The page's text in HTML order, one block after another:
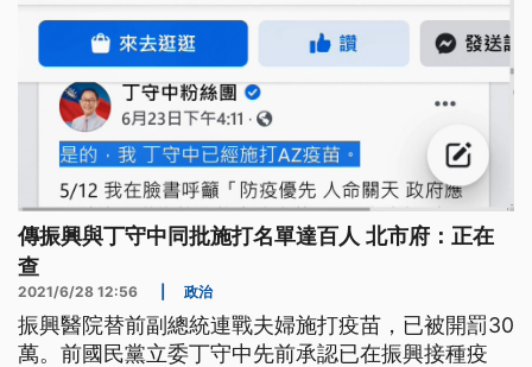
傳振興與丁守中同批施打名單達百人 北市府：正在
查
2021/6/28 12:56 政治
振興醫院替前副總統連戰夫婦施打疫苗，已被開罰30
萬。前國民黨立委丁守中先前承認已在振興接種疫